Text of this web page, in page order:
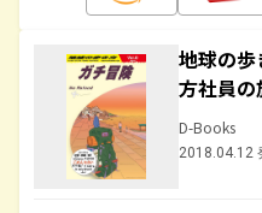
地球の歩
方社員
D-Books
2018.04.12